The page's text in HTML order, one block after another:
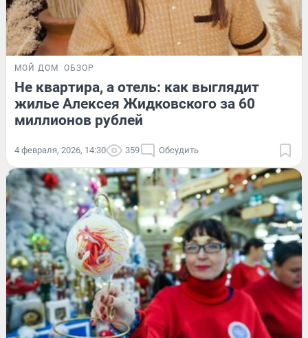
МОЙ ДОМ ОБЗОР
Не квартира, а отель: как выглядит
жилье Алексея Жидковского за 60
миллионов рублей
4 февраля, 2026, 14:30 359 Обсудить